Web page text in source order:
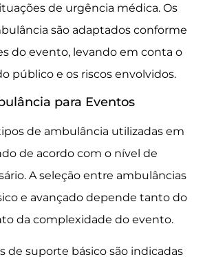
de urgência médica. Os
são adaptados conforme
do evento, levando em conta o
público e os riscos envolvidos.
para Eventos
de ambulância utilizadas em
de acordo com o nível de
A seleção entre ambulâncias
e avançado depende tanto do
da complexidade do evento.
de suporte básico são indicadas